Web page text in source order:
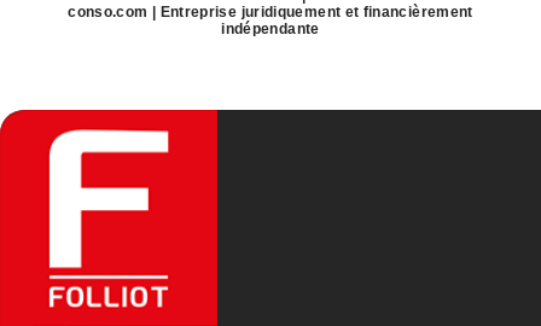
conso.com
Entreprise juridiquement et financièrement
indépendante